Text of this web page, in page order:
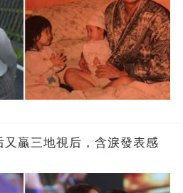
贏三地視后，含淚發表感